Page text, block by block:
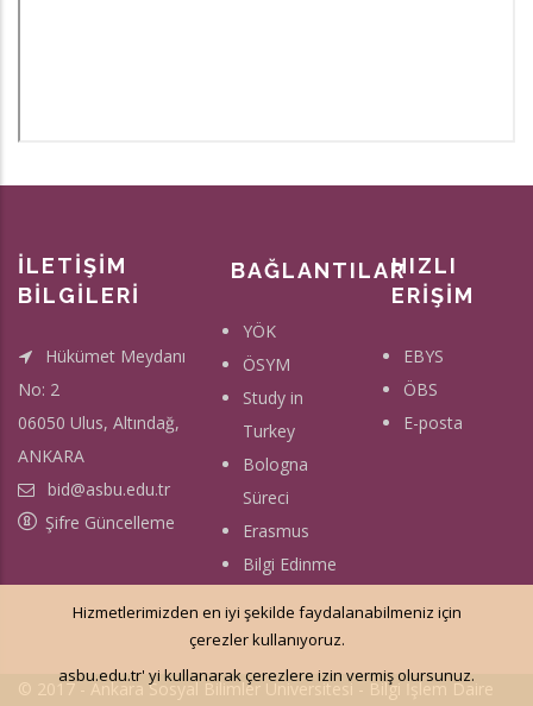
İLETİŞİM
BİLGİLERİ
Hükümet Meydanı
No: 2
06050 Ulus, Altındağ,
ANKARA
bid@asbu.edu.tr
Şifre Güncelleme
BAĞLANTILAR
YÖK
ÖSYM
Study in
Turkey
Bologna
Süreci
Erasmus
Bilgi Edinme
HIZLI
ERİŞİM
EBYS
ÖBS
E-posta
© 2017 - Ankara Sosyal Bilimler Üniversitesi -Bilgi İşlem Daire
Hizmetlerimizden en iyi şekilde faydalanabilmeniz için
çerezler kullanıyoruz.
asbu.edu.tr' yi kullanarak çerezlere izin vermiş olursunuz.